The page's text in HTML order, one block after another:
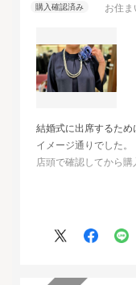
お住ま
結婚式に出席するた
イメージ通りでした。
店頭で確認してから
オンラインショップ
また、購入するとす